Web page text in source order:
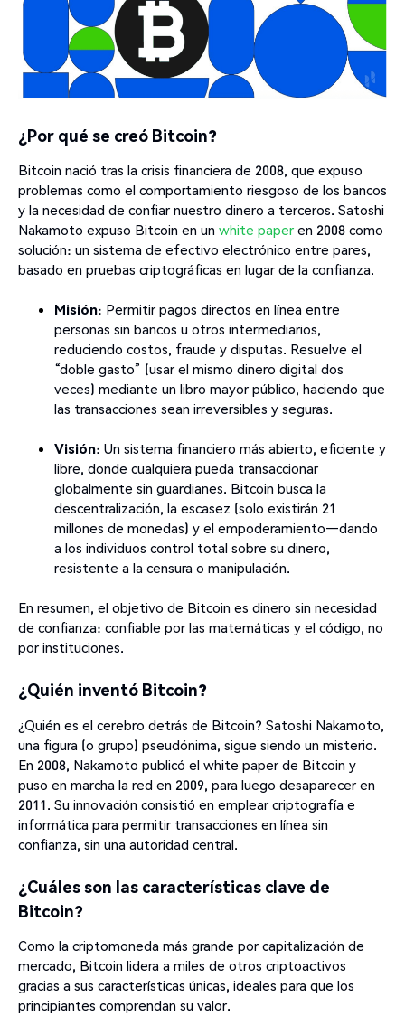
¿Por qué se creó Bitcoin?
Bitcoin nació tras la crisis financiera de 2008, que expuso
problemas como el comportamiento riesgoso de los bancos
y la necesidad de confiar nuestro dinero a terceros. Satoshi
Nakamoto expuso Bitcoin en un white paper en 2008 como
solución: un sistema de efectivo electrónico entre pares,
basado en pruebas criptográficas en lugar de la confianza.
Misión: Permitir pagos directos en línea entre
personas sin bancos u otros intermediarios,
reduciendo costos, fraude y disputas. Resuelve el
“doble gasto” (usar el mismo dinero digital dos
veces) mediante un libro mayor público, haciendo que
las transacciones sean irreversibles y seguras.
Visión: Un sistema financiero más abierto, eficiente y
libre, donde cualquiera pueda transaccionar
globalmente sin guardianes. Bitcoin busca la
descentralización, la escasez (solo existirán 21
millones de monedas) y el empoderamiento—dando
a los individuos control total sobre su dinero,
resistente a la censura o manipulación.
En resumen, el objetivo de Bitcoin es dinero sin necesidad
de confianza: confiable por las matemáticas y el código, no
por instituciones.
¿Quién inventó Bitcoin?
¿Quién es el cerebro detrás de Bitcoin? Satoshi Nakamoto,
una figura (o grupo) pseudónima, sigue siendo un misterio.
En 2008, Nakamoto publicó el white paper de Bitcoin y
puso en marcha la red en 2009, para luego desaparecer en
2011. Su innovación consistió en emplear criptografía e
informática para permitir transacciones en línea sin
confianza, sin una autoridad central.
¿Cuáles son las características clave de
Bitcoin?
Como la criptomoneda más grande por capitalización de
mercado, Bitcoin lidera a miles de otros criptoactivos
gracias a sus características únicas, ideales para que los
principiantes comprendan su valor.